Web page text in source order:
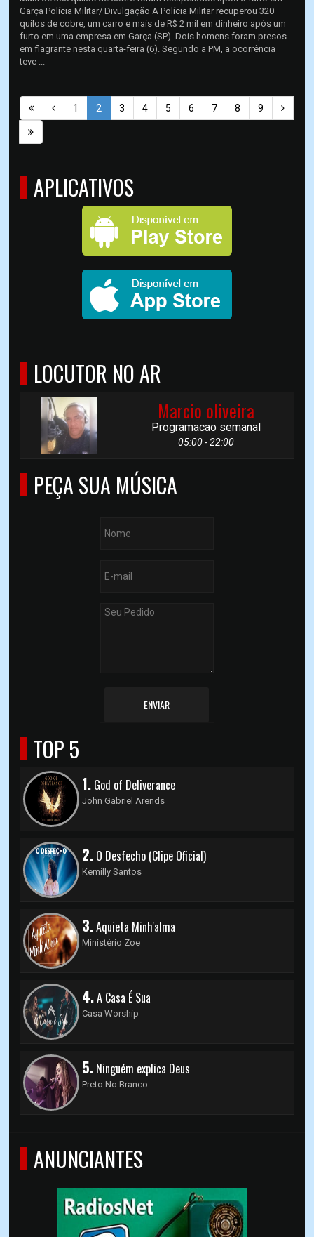
Garça Polícia Militar/ Divulgação A Polícia Militar recuperou 320
quilos de cobre, um carro e mais de R$ 2 mil em dinheiro após um
furto em uma empresa em Garça (SP). Dois homens foram presos
em flagrante nesta quarta-feira (6). Segundo a PM, a ocorrência
teve ...
1 2 3 4 5 6 7 8 9
APLICATIVOS
LOCUTOR NO AR
Marcio oliveira
Programacao semanal
05:00 - 22:00
PEÇA SUA MÚSICA
ENVIAR
TOP 5
1. God of Deliverance
John Gabriel Arends
2. O Desfecho (Clipe Oficial)
Kemilly Santos
3.Aquieta Minh'alma
Ministério Zoe
4.A Casa É Sua
Casa Worship
5. Ninguém explica Deus
Preto No Branco
ANUNCIANTES